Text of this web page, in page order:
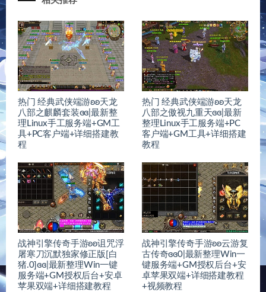
热门 经典武侠端游ʚʚ天龙
八部之麒麟套装ɞɞ|最新整
理Linux手工服务端+GM工
具+PC客户端+详细搭建教
程
热门 经典武侠端游ʚʚ天龙
八部之傲视九重天ɞɞ|最新
整理Linux手工服务端+PC
客户端+GM工具+详细搭建
教程
战神引擎传奇手游ʚʚ诅咒浮
屠寒刀沉默独家修正版[白
猪.0]ɞɞ|最新整理Win一键
服务端+GM授权后台+安卓
苹果双端+详细搭建教程
战神引擎传奇手游ʚʚ云游复
古传奇ɞɞ0|最新整理Win一
键服务端+GM授权后台+安
卓苹果双端+详细搭建教程
+视频教程